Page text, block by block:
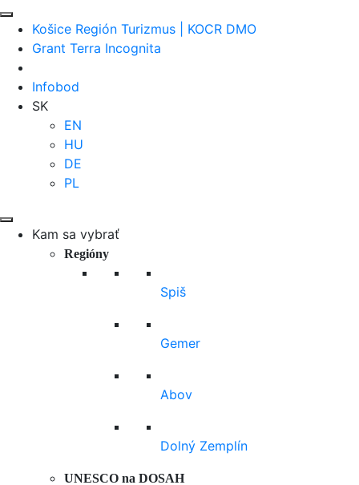
Košice Región Turizmus | KOCR DMO
Grant Terra Incognita
Infobod
SK
EN
HU
DE
PL
Kam sa vybrať
Regióny
Spiš
Gemer
Abov
Dolný Zemplín
UNESCO na DOSAH